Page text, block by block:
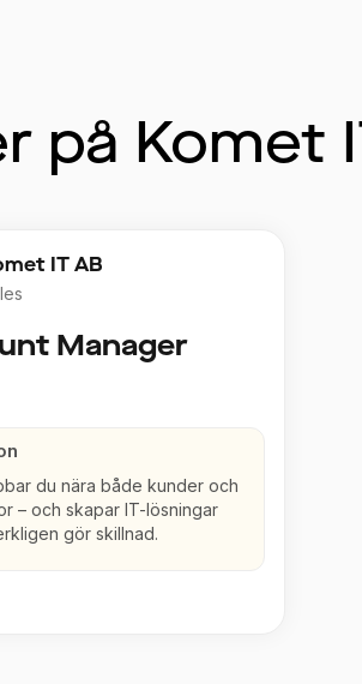
på Komet
IT AB
Manager
du nära både kunder och
– och skapar IT-lösningar
gör skillnad.